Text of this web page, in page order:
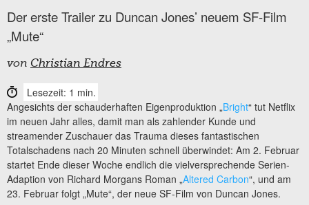
Der erste Trailer zu Duncan Jones’ neuem SF-Film
„Mute“
von Christian Endres
Lesezeit: 1 min.
Angesichts der schauderhaften Eigenproduktion „Bright“ tut Netflix
im neuen Jahr alles, damit man als zahlender Kunde und
streamender Zuschauer das Trauma dieses fantastischen
Totalschadens nach 20 Minuten schnell überwindet: Am 2. Februar
startet Ende dieser Woche endlich die vielversprechende Serien-
Adaption von Richard Morgans Roman „Altered Carbon“, und am
23. Februar folgt „Mute“, der neue SF-Film von Duncan Jones.